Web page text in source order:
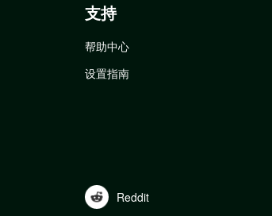
支持
帮助中心
设置指南
Reddit